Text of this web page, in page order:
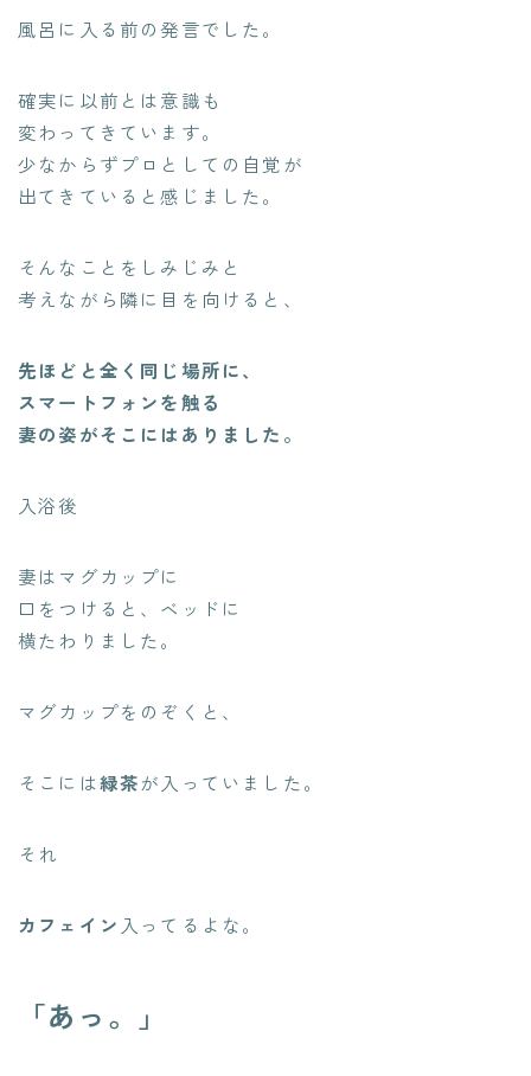
風呂に入る前の発言でした。
確実に以前とは意識も
変わってきています。
少なからずプロとしての自覚が
出てきていると感じました。
そんなことをしみじみと
考えながら隣に目を向けると、
先ほどと全く同じ場所に、
スマートフォンを触る
妻の姿がそこにはありました。
入浴後
妻はマグカップに
口をつけると、ベッドに
横たわりました。
マグカップをのぞくと、
そこには緑茶が入っていました。
それ
カフェイン 入ってるよな。
「あっ。」